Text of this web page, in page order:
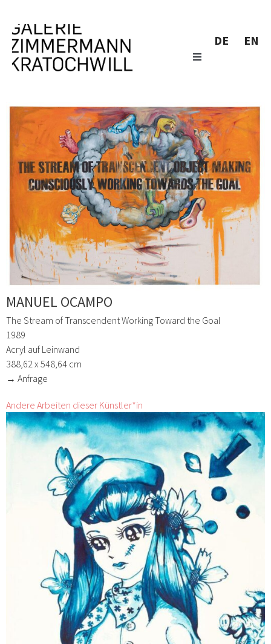
DE EN
MANUEL OCAMPO
The Stream of Transcendent Working Toward the Goal
1989
Acryl auf Leinwand
388,62 x 548,64 cm
→ Anfrage
Andere Arbeiten dieser Künstler*in